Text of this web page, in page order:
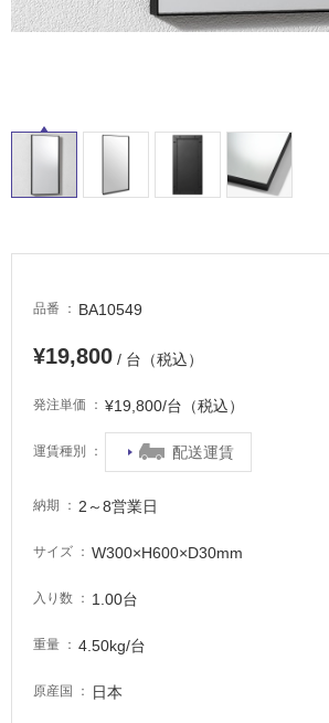
品番 BA10549
¥19,800 / 台（税込）
発注単価 ¥19,800/台（税込）
運賃種別 配送運賃
納期 2～8営業日
サイズ W300×H600×D30mm
入り数 1.00台
重量 4.50kg/台
原産国 日本
常
に
い
適
が
意
必
要
適
て
い
屋
内